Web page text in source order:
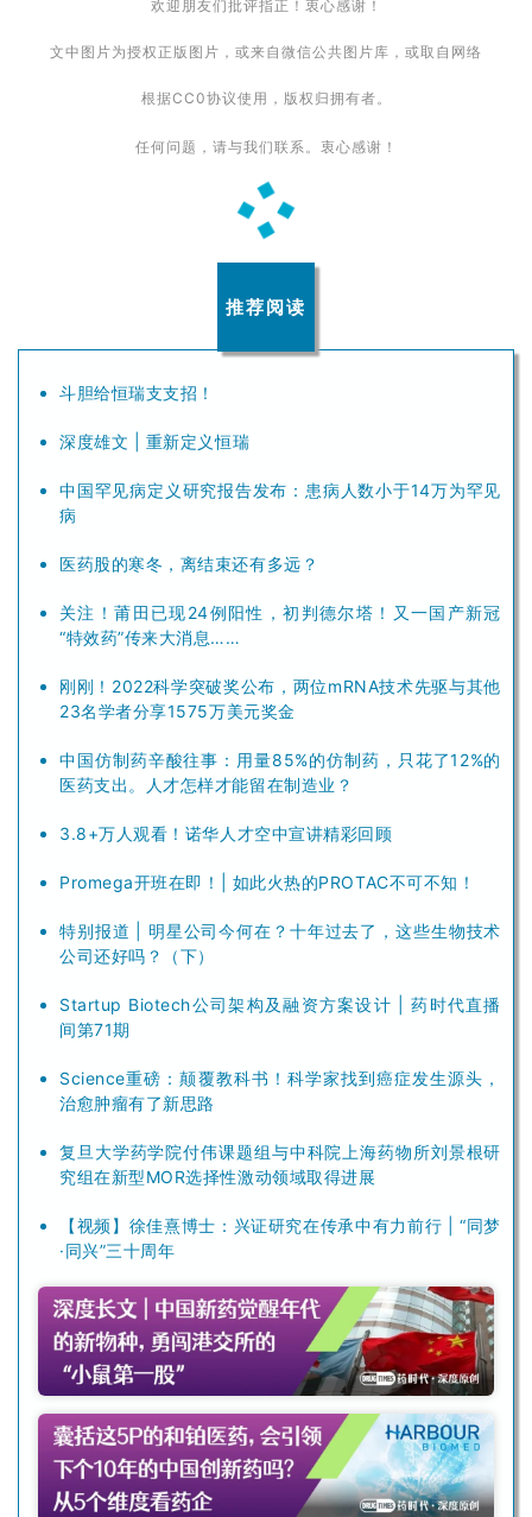
学
系
们
欢迎朋友们批评指正！衷心感谢！
文中图片为授权正版图片，或来自微信公共图片库，或取自网络
根据CC0协议使用，版权归拥有者。
任何问题，请与我们联系。衷心感谢！
推荐阅读
斗胆给恒瑞支支招！
深度雄文 | 重新定义恒瑞
中国罕见病定义研究报告发布：患病人数小于14万为罕见
病
医药股的寒冬，离结束还有多远？
关注！莆田已现24例阳性，初判德尔塔！又一国产新冠
“特效药”传来大消息……
刚刚！2022科学突破奖公布，两位mRNA技术先驱与其他
23名学者分享1575万美元奖金
中国仿制药辛酸往事：用量85%的仿制药，只花了12%的
医药支出。人才怎样才能留在制造业？
3.8+万人观看！诺华人才空中宣讲精彩回顾
Promega开班在即！| 如此火热的PROTAC不可不知！
特别报道 | 明星公司今何在？十年过去了，这些生物技术
公司还好吗？（下）
Startup Biotech公司架构及融资方案设计 | 药时代直播
间第71期
Science重磅：颠覆教科书！科学家找到癌症发生源头，
治愈肿瘤有了新思路
复旦大学药学院付伟课题组与中科院上海药物所刘景根研
究组在新型MOR选择性激动领域取得进展
【视频】徐佳熹博士：兴证研究在传承中有力前行 | “同梦
·同兴”三十周年